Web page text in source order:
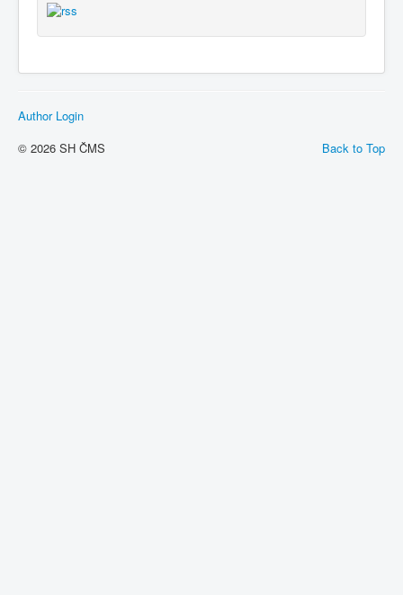
Author Login
Back to Top
© 2026 SH ČMS